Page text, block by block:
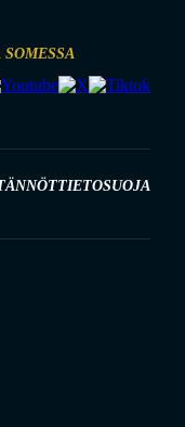
TIETOSUOJA